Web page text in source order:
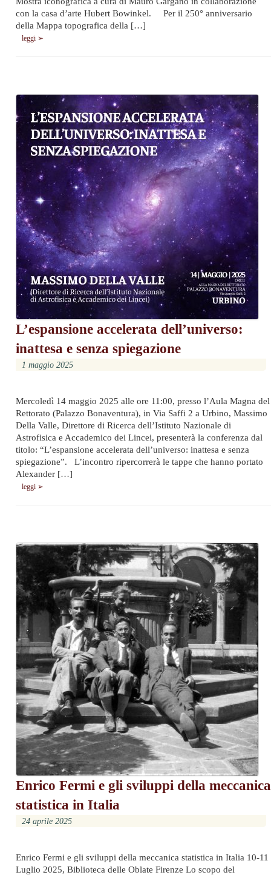
con la casa d’arte Hubert Bowinkel. Per il 250° anniversario
della Mappa topografica della […]
leggi ➢
L’espansione accelerata dell’universo:
inattesa e senza spiegazione
1 maggio 2025
Mercoledì 14 maggio 2025 alle ore 11:00, presso l’Aula Magna del
Rettorato (Palazzo Bonaventura), in Via Saffi 2 a Urbino, Massimo
Della Valle, Direttore di Ricerca dell’Istituto Nazionale di
Astrofisica e Accademico dei Lincei, presenterà la conferenza dal
titolo: “L’espansione accelerata dell’universo: inattesa e senza
spiegazione”. L’incontro ripercorrerà le tappe che hanno portato
Alexander […]
leggi ➢
Enrico Fermi e gli sviluppi della meccanica
statistica in Italia
24 aprile 2025
Enrico Fermi e gli sviluppi della meccanica statistica in Italia 10-11
Luglio 2025, Biblioteca delle Oblate Firenze Lo scopo del